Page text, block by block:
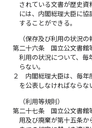
されている文書が歴史
には、内閣総理大臣に
することができる。
（保存及び利用の状況の
第二十六条
国立公文書館
利用の状況について、毎
らない。
２
内閣総理大臣は、毎
を公表しなければならな
（利用等規則）
第二十七条
国立公文書館
用及び廃棄が第十五条